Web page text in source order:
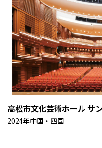
高松市文化芸術ホール サ
2024年中国・四国